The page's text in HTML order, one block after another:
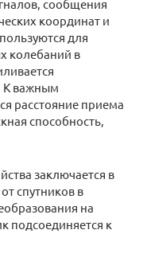
сообщения
координат и
для
колебаний в
К важным
расстояние приема
способность,
заключается в
спутников в
на
подсоединяется к